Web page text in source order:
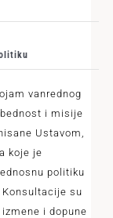
vanrednog
i misije
Ustavom,
koje je
politiku
Konsultacije su
i dopune